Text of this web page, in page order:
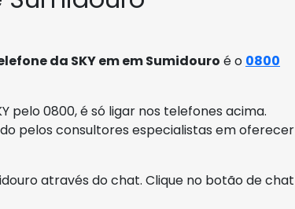
da SKY em em Sumidouro é o 0800
pelo 0800, é só ligar nos telefones acima.
pelos consultores especialistas em oferecer
através do chat. Clique no botão de chat